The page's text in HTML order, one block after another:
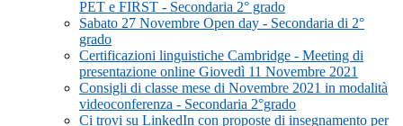
PET e FIRST - Secondaria 2° grado
Sabato 27 Novembre Open day - Secondaria di 2°
grado
Certificazioni linguistiche Cambridge - Meeting di
presentazione online Giovedì 11 Novembre 2021
Consigli di classe mese di Novembre 2021 in modalità
videoconferenza - Secondaria 2°grado
Ci trovi su LinkedIn con proposte di insegnamento per